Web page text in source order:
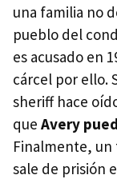
una familia no
pueblo del
es acusado en
cárcel por ello.
sheriff hace
que Avery
Finalmente, un
sale de prisión